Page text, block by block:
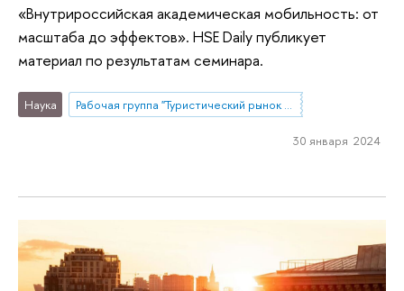
«Внутрироссийская академическая мобильность: от
масштаба до эффектов». HSE Daily публикует
материал по результатам семинара.
Наука Рабочая группа "Туристический рынок в меняющейся социальной реальности: направления развития, участники, методы изучения"
30 января 2024